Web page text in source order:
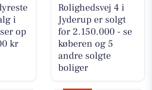
i
op
kr
Rolighedsvej 4 i
Jyderup er solgt
for 2.150.000 - se
køberen og 5
andre solgte
boliger